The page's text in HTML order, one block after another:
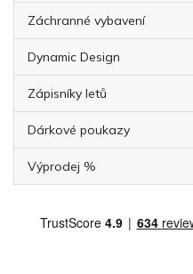
Záchranné vybavení
Dynamic Design
Zápisníky letů
Dárkové poukazy
Výprodej %